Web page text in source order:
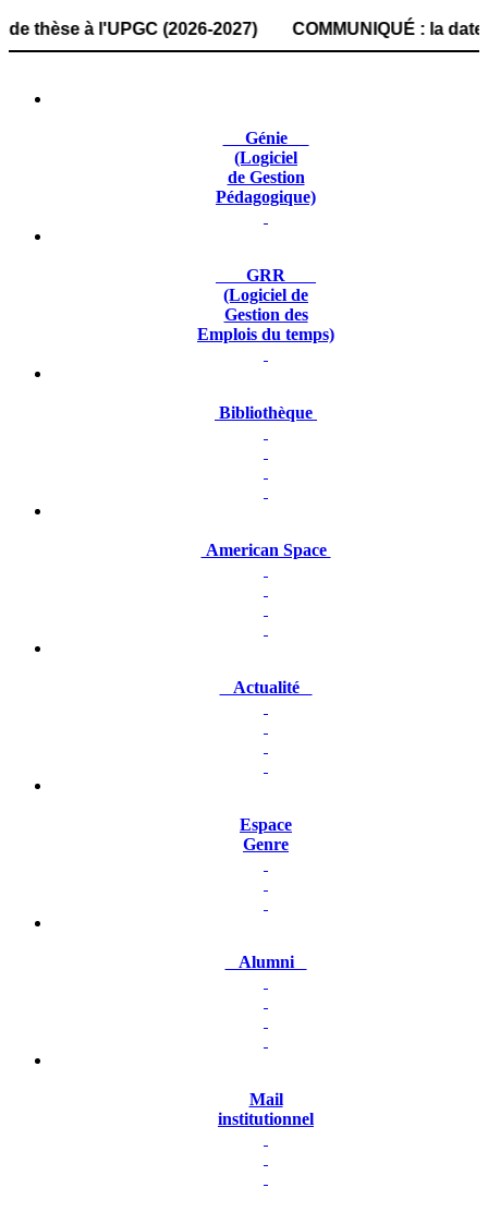
à l'UPGC (2026-2027) COMMUNIQUÉ : la date
Génie
(Logiciel
de Gestion
Pédagogique)
GRR
(Logiciel de
Gestion des
Emplois du temps)
Bibliothèque
American Space
Actualité
Espace
Genre
Alumni
Mail
institutionnel